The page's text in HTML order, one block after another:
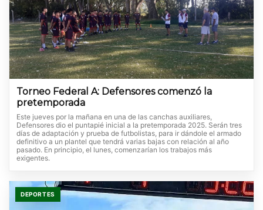
Torneo Federal A: Defensores comenzó la
pretemporada
Este jueves por la mañana en una de las canchas auxiliares,
Defensores dio el puntapié inicial a la pretemporada 2025. Serán tres
días de adaptación y prueba de futbolistas, para ir dándole el armado
definitivo a un plantel que tendrá varias bajas con relación al año
pasado. En principio, el lunes, comenzarían los trabajos más
exigentes.
DEPORTES